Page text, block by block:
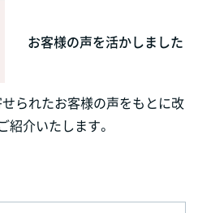
お客様の声を活かしました
られたお客様の声をもとに改
紹介いたします。